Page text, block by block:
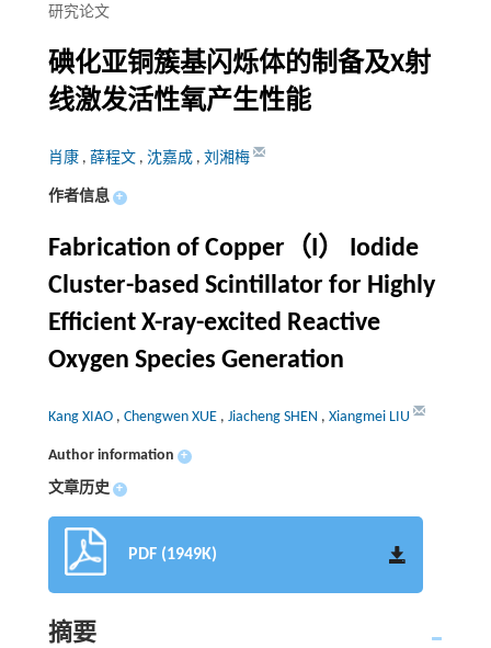
研究论文
碘化亚铜簇基闪烁体的制备及X射
线激发活性氧产生性能
肖康 , 薛程文 , 沈嘉成 , 刘湘梅
作者信息 +
Fabrication of Copper（I） Iodide
Cluster-based Scintillator for Highly
Efficient X-ray-excited Reactive
Oxygen Species Generation
Kang XIAO , Chengwen XUE , Jiacheng SHEN , Xiangmei LIU
Author information +
文章历史 +
PDF (1949K)
摘要